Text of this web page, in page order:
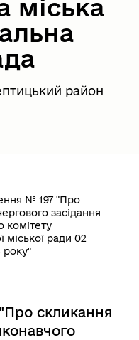
міська
район
№ 197 "Про
засідання
комітету
міської ради 02
року"
скликання